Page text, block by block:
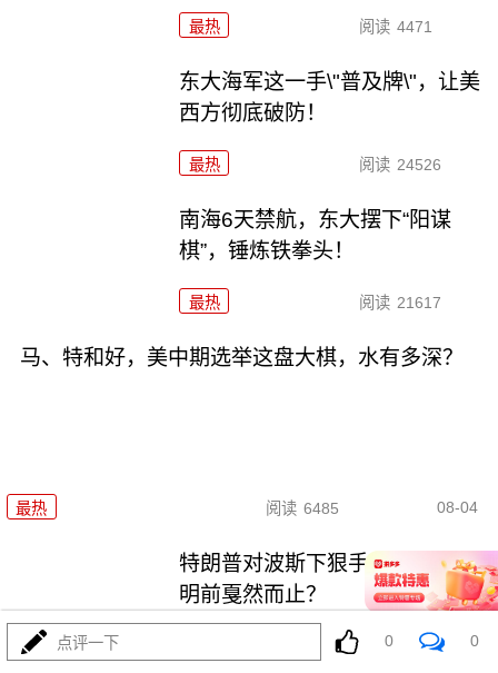
最热 阅读 4471
东大海军这一手\"普及牌\"，让美
西方彻底破防！
最热 阅读 24526
南海6天禁航，东大摆下“阳谋
棋”，锤炼铁拳头！
最热 阅读 21617
马、特和好，美中期选举这盘大棋，水有多深？
最热 阅读 6485 08-04
特朗普对波斯下狠手，为何在黎
明前戛然而止？
阅读 4714
点评一下 0 0